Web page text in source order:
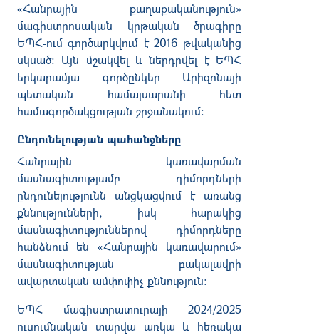
«Հանրային քաղաքականություն»
մագիստրոսական կրթական ծրագիրը
ԵՊՀ-ում գործարկվում է 2016 թվականից
սկսած։ Այն մշակվել և ներդրվել է ԵՊՀ
երկարամյա գործընկեր Արիզոնայի
պետական համալսարանի հետ
համագործակցության շրջանակում։
Ընդունելության պահանջները
Հանրային կառավարման
մասնագիտությամբ դիմորդների
ընդունելությունն անցկացվում է առանց
քննությունների, իսկ հարակից
մասնագիտություններով դիմորդները
հանձնում են «Հանրային կառավարում»
մասնագիտության բակալավրի
ավարտական ամփոփիչ քննություն:
ԵՊՀ մագիստրատուրայի 2024/2025
ուսումնական տարվա առկա և հեռակա